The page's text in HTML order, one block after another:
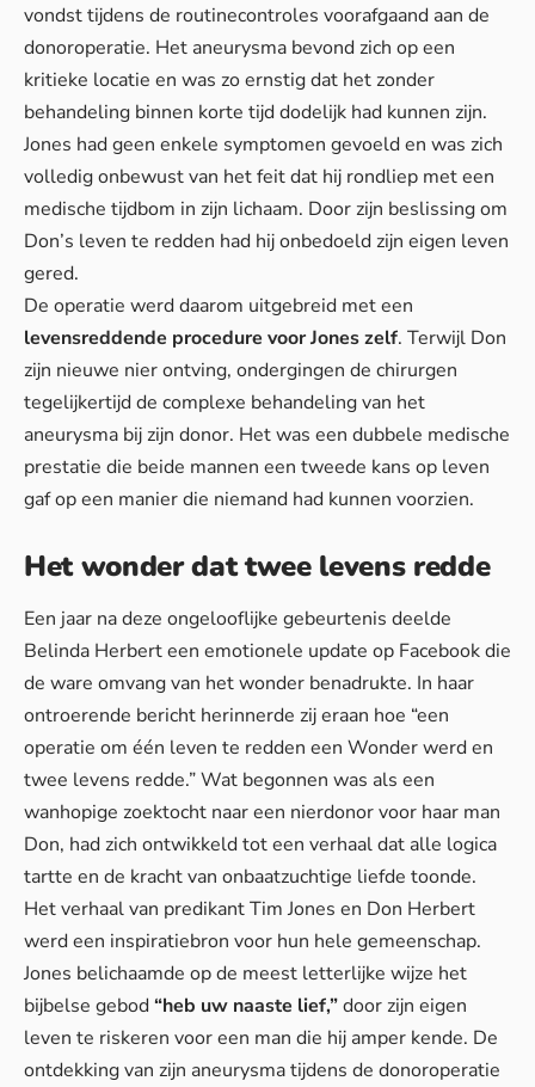
vondst tijdens de routinecontroles voorafgaand aan de
donoroperatie. Het aneurysma bevond zich op een
kritieke locatie en was zo ernstig dat het zonder
behandeling binnen korte tijd dodelijk had kunnen zijn.
Jones had geen enkele symptomen gevoeld en was zich
volledig onbewust van het feit dat hij rondliep met een
medische tijdbom in zijn lichaam. Door zijn beslissing om
Don’s leven te redden had hij onbedoeld zijn eigen leven
gered.
De operatie werd daarom uitgebreid met een
levensreddende procedure voor Jones zelf. Terwijl Don
zijn nieuwe nier ontving, ondergingen de chirurgen
tegelijkertijd de complexe behandeling van het
aneurysma bij zijn donor. Het was een dubbele medische
prestatie die beide mannen een tweede kans op leven
gaf op een manier die niemand had kunnen voorzien.
Het wonder dat twee levens redde
Een jaar na deze ongelooflijke gebeurtenis deelde
Belinda Herbert een emotionele update op Facebook die
de ware omvang van het wonder benadrukte. In haar
ontroerende bericht herinnerde zij eraan hoe “een
operatie om één leven te redden een Wonder werd en
twee levens redde.” Wat begonnen was als een
wanhopige zoektocht naar een nierdonor voor haar man
Don, had zich ontwikkeld tot een verhaal dat alle logica
tartte en de kracht van onbaatzuchtige liefde toonde.
Het verhaal van predikant Tim Jones en Don Herbert
werd een inspiratiebron voor hun hele gemeenschap.
Jones belichaamde op de meest letterlijke wijze het
bijbelse gebod“heb uw naaste lief,”door zijn eigen
leven te riskeren voor een man die hij amper kende. De
ontdekking van zijn aneurysma tijdens de donoroperatie